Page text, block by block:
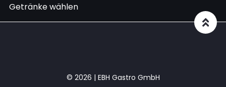
Getränke wählen
© 2026 | EBH Gastro GmbH